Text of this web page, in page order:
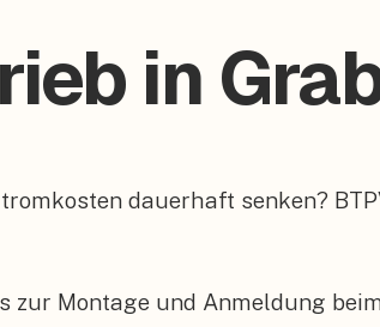
in
dauerhaft senken?
Montage und Anmeldung